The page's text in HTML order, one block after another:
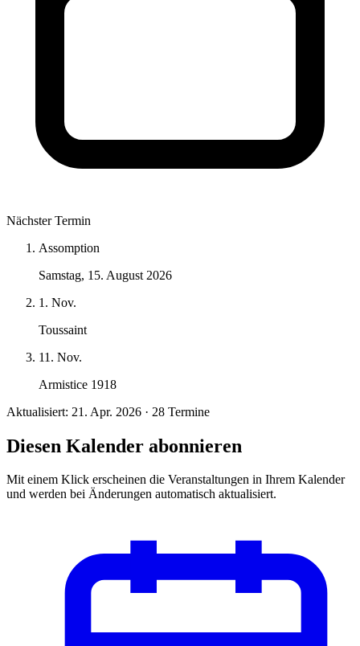
Nächster Termin
Assomption
Samstag, 15. August 2026
1. Nov.
Toussaint
11. Nov.
Armistice 1918
Aktualisiert: 21. Apr. 2026 · 28 Termine
Diesen Kalender abonnieren
Mit einem Klick erscheinen die Veranstaltungen in Ihrem Kalender
und werden bei Änderungen automatisch aktualisiert.